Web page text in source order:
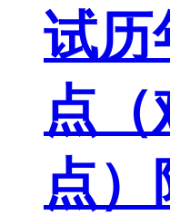
试历
点
点